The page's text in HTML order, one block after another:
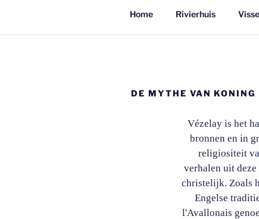
Home Rivierhuis
DE MYTHE VAN KONING
Vézelay is het
bronnen en in
religiositeit
verhalen uit
christelijk. Zoals
Engelse
l'Avallonais